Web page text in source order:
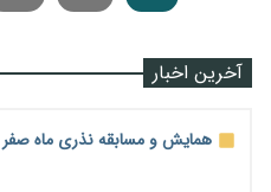
آخرین اخبار
همایش و مسابقه نذری ماه صفر